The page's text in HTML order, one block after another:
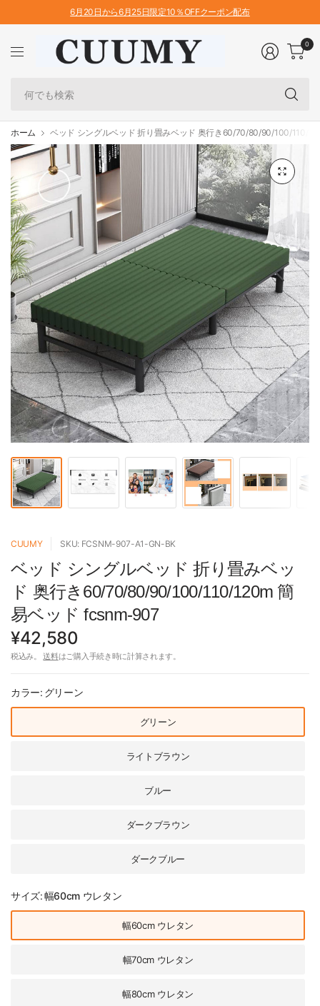
6月20日から6月25日限定10％OFFクーポン配布
0
ホーム ベッド シングルベッド 折り畳みベッド 奥行き60/70/80/90/100/110/
CUUMY SKU: FCSNM-907-A1-GN-BK
ベッド シングルベッド 折り畳みベッ
ド 奥行き60/70/80/90/100/110/120m 簡
易ベッド fcsnm-907
¥42,580
税込み。送料はご購入手続き時に計算されます。
カラー: グリーン
グリーン
ライトブラウン
ブルー
ダークブラウン
ダークブルー
サイズ:幅60cm ウレタン
幅60cm ウレタン
幅70cm ウレタン
幅80cm ウレタン